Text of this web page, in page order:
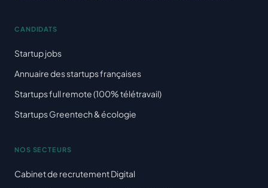
CANDIDATS
Startup jobs
Annuaire des startups françaises
Startups full remote (100% télétravail)
Startups Greentech & écologie
NOS SECTEURS
Cabinet de recrutement Digital